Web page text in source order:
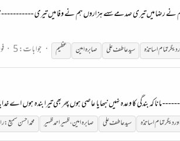
رضا میں تیری صدمے سہے ہزاروں ہم نے وفا میں تیری -----------
دیگرتماماساتذہ سید عاطف علی صابرہ امین عظیم جوابات: 5
مانا کہ بندگی کا وعدہ نہیں نبھایا عاصی ہوں پھر بھی تیرا
اوردیگرتماماساتذہ سید عاطف علی صابرہ امین،ظہیراحمد ظہیر محمّد احسن